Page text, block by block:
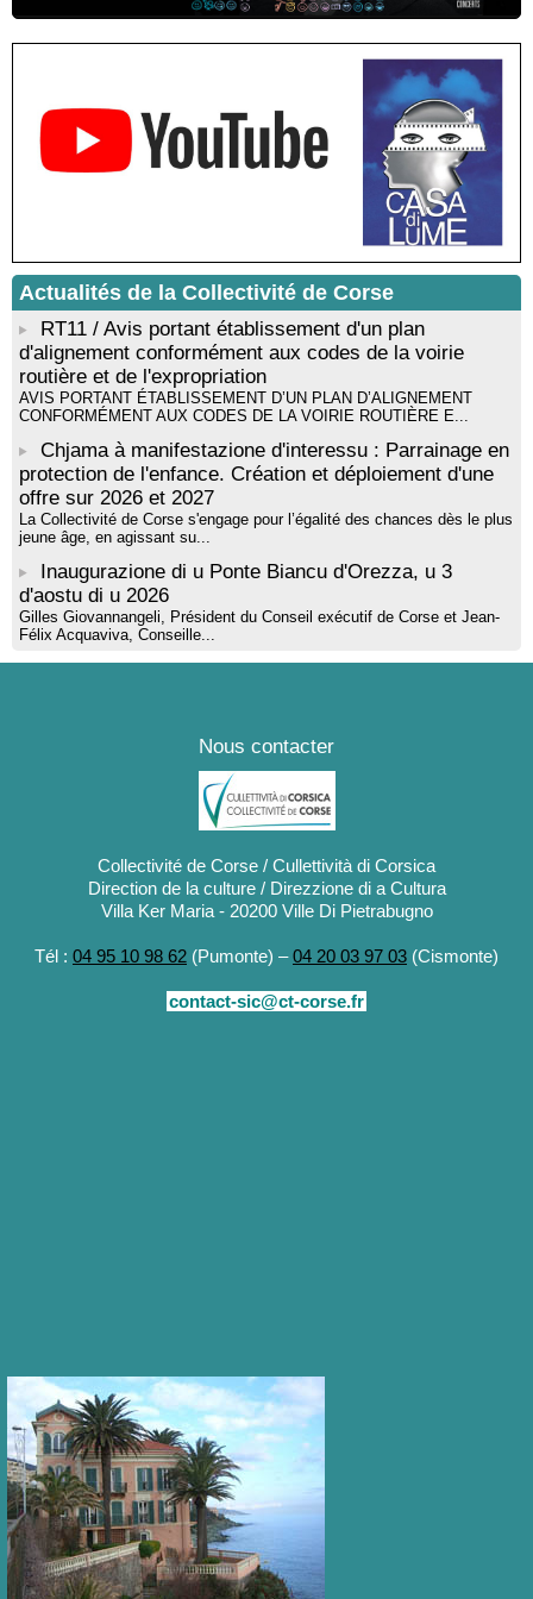
Médiathèque de Castagniccia Mare et Monti - I Fulelli
Rencontre / dédicace avec Lucrèce Luciani autour de son
livre « La ballade du pendu du Niolu» - Mediateca territuriale di
Santa Lucia di Tallà
Mise en musique d’un livre jeunesse par Annik Meschinet,
musicienne pédagogue : Ateliers d’expression sonore, vocale,
rythmique et corporelle - Mediateca territuriale di Santa Lucia di
! Événement reporté ! Cycle de conférences peinture animé
par Alexandre Dominati - Mediateca territuriale di Santa Lucia di
Tallà
Actualités de la Collectivité de Corse
RT11 / Avis portant établissement d'un plan
d'alignement conformément aux codes de la voirie
routière et de l'expropriation
AVIS PORTANT ÉTABLISSEMENT D’UN PLAN D’ALIGNEMENT
CONFORMÉMENT AUX CODES DE LA VOIRIE ROUTIÈRE E...
Chjama à manifestazione d'interessu : Parrainage en
protection de l'enfance. Création et déploiement d'une
offre sur 2026 et 2027
La Collectivité de Corse s'engage pour l’égalité des chances dès le plus
jeune âge, en agissant su...
Inaugurazione di u Ponte Biancu d'Orezza, u 3
d'aostu di u 2026
Gilles Giovannangeli, Président du Conseil exécutif de Corse et Jean-
Félix Acquaviva, Conseille...
Nous contacter
Collectivité de Corse / Cullettività di Corsica
Direction de la culture / Direzzione di a Cultura
Villa Ker Maria - 20200 Ville Di Pietrabugno
Tél : 04 95 10 98 62 (Pumonte) –04 20 03 97 03 (Cismonte)
contact-sic@ct-corse.fr